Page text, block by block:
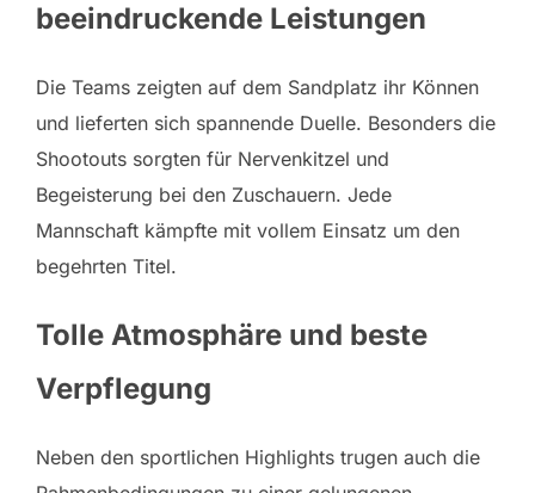
beeindruckende Leistungen
Die Teams zeigten auf dem Sandplatz ihr Können
und lieferten sich spannende Duelle. Besonders die
Shootouts sorgten für Nervenkitzel und
Begeisterung bei den Zuschauern. Jede
Mannschaft kämpfte mit vollem Einsatz um den
begehrten Titel.
Tolle Atmosphäre und beste
Verpflegung
Neben den sportlichen Highlights trugen auch die